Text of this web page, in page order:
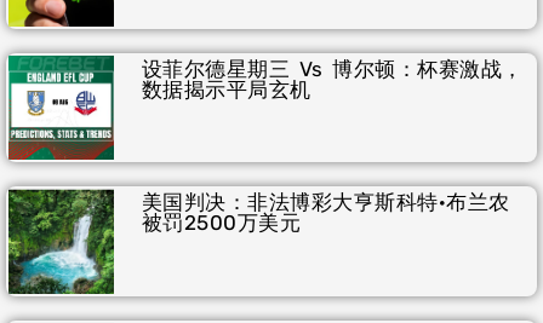
设菲尔德星期三 Vs 博尔顿：杯赛激战，
数据揭示平局玄机
美国判决：非法博彩大亨斯科特·布兰农
被罚2500万美元